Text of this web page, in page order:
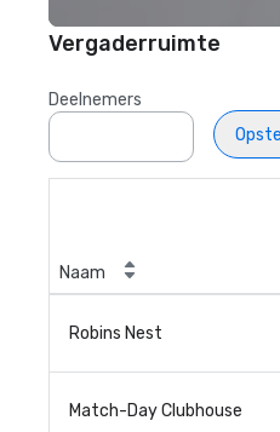
Vergaderruimte
Deelnemers
Naam
Robins Nest
Match-Day Clubhouse